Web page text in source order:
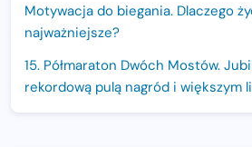
Motywacja do biegania. Dlaczego
najważniejsze?
15. Półmaraton Dwóch Mostów.
rekordową pulą nagród i większym